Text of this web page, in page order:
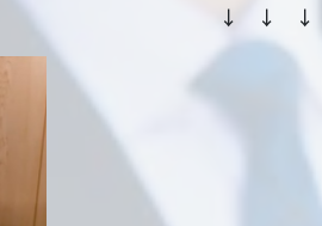
↓ ↓ ↓